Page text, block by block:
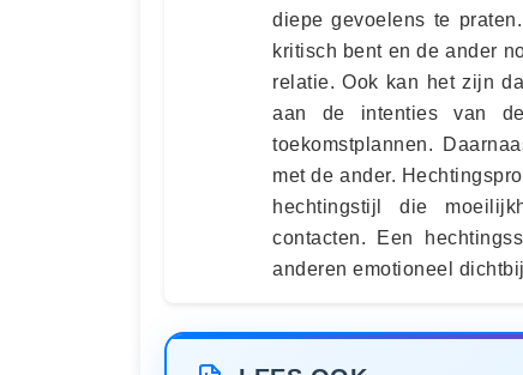
diepe gevoelens te
kritisch bent en de ander
relatie. Ook kan het zijn
aan de intenties van
toekomstplannen.
met de ander.
hechtingstijl die
contacten. Een
anderen emotioneel